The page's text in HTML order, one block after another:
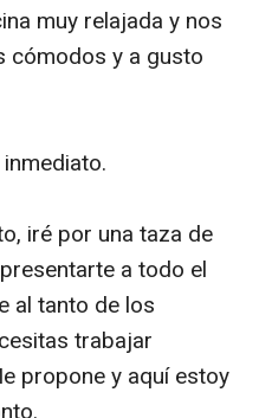
muy relajada y nos
cómodos y a gusto
iré por una taza de
a todo el
al tanto de los
trabajar
propone y aquí estoy